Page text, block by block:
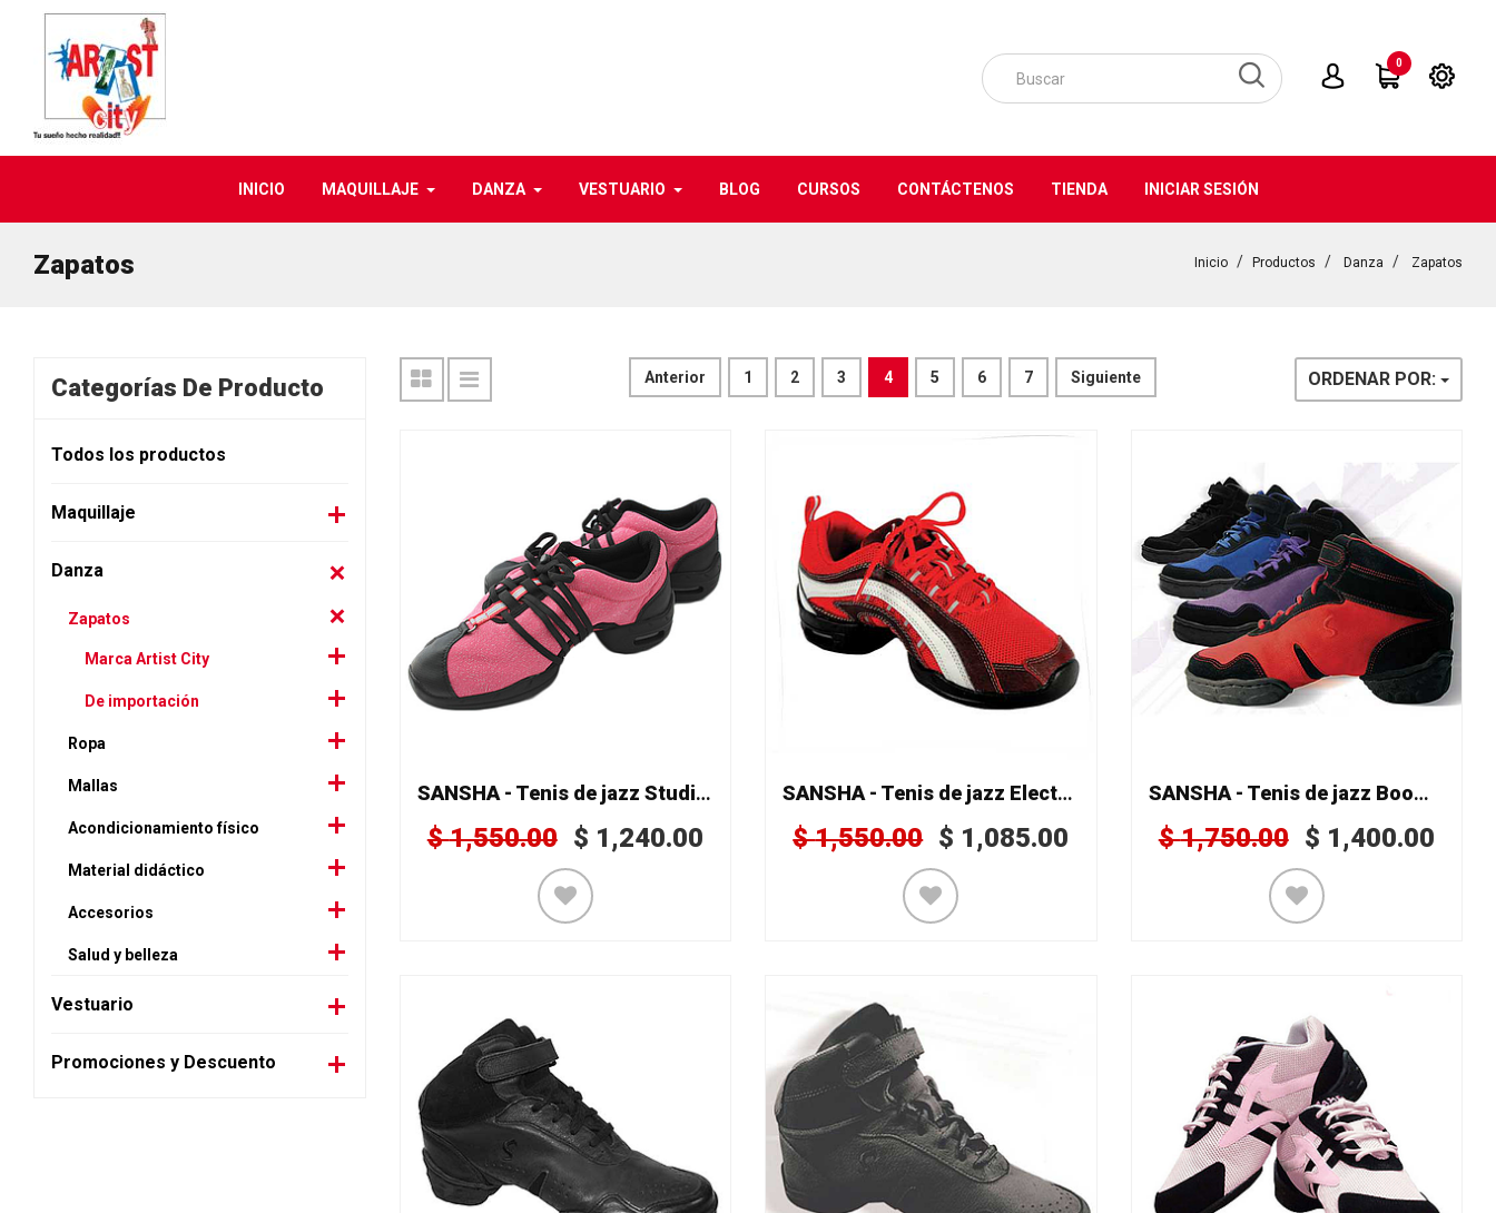
0
INICIO MAQUILLAJE DANZA VESTUARIO BLOG CURSOS CONTÁCTENOS TIENDA INICIAR SESIÓN
Zapatos Inicio Productos Danza Zapatos
Categorías De Producto
Todos los productos
Maquillaje
Danza
Zapatos
Marca Artist City
De importación
Ropa
Mallas
Acondicionamiento físico
Material didáctico
Accesorios
Salud y belleza
Vestuario
Promociones y Descuento
Anterior 1 2 3 4 5 6 7 Siguiente ORDENAR POR:
SANSHA - Tenis de jazz Studio P54
$1,550.00 $ 1,240.00
SANSHA - Tenis de jazz Electron P45
$1,550.00 $ 1,085.00
SANSHA - Tenis de jazz Boomerang B53C
$1,750.00 $ 1,400.00